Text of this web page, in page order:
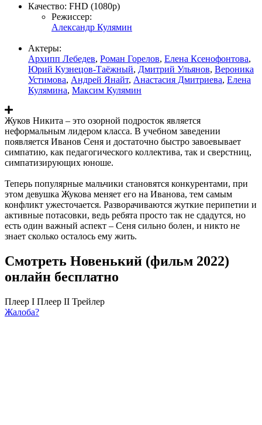
Качество: FHD (1080p)
Режиссер:
Александр Кулямин
Актеры:
Архипп Лебедев, Роман Горелов, Елена Ксенофонтова,
Юрий Кузнецов-Таёжный, Дмитрий Ульянов, Вероника
Устимова, Андрей Янайт, Анастасия Дмитриева, Елена
Кулямина, Максим Кулямин
Жуков Никита – это озорной подросток является
неформальным лидером класса. В учебном заведении
появляется Иванов Сеня и достаточно быстро завоевывает
симпатию, как педагогического коллектива, так и сверстниц,
симпатизирующих юноше.
Теперь популярные мальчики становятся конкурентами, при
этом девушка Жукова меняет его на Иванова, тем самым
конфликт ужесточается. Разворачиваются жуткие перипетии и
активные потасовки, ведь ребята просто так не сдадутся, но
есть один важный аспект – Сеня сильно болен, и никто не
знает сколько осталось ему жить.
Смотреть Новенький (фильм 2022)
онлайн бесплатно
Плеер I Плеер II Трейлер
Жалоба?